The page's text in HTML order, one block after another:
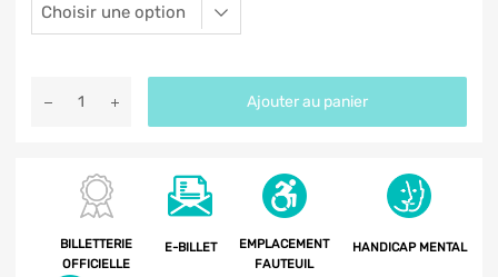
Ajouter au panier
BILLETTERIE
OFFICIELLE
E-BILLET
EMPLACEMENT
FAUTEUIL
HANDICAP MENTAL